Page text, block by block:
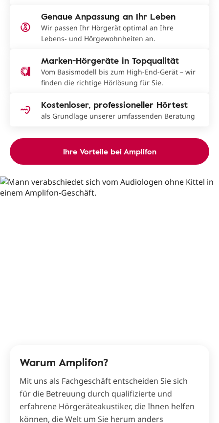
Genaue Anpassung an Ihr Leben
Wir passen Ihr Hörgerät optimal an Ihre
Lebens- und Hörgewohnheiten an.
Marken-Hörgeräte in Topqualität
Vom Basismodell bis zum High-End-Gerät – wir
finden die richtige Hörlösung für Sie.
Kostenloser, professioneller Hörtest
als Grundlage unserer umfassenden Beratung
Ihre Vorteile bei Amplifon
Warum Amplifon?
Mit uns als Fachgeschäft entscheiden Sie sich
für die Betreuung durch qualifizierte und
erfahrene Hörgeräteakustiker, die Ihnen helfen
können, die Welt um Sie herum anders